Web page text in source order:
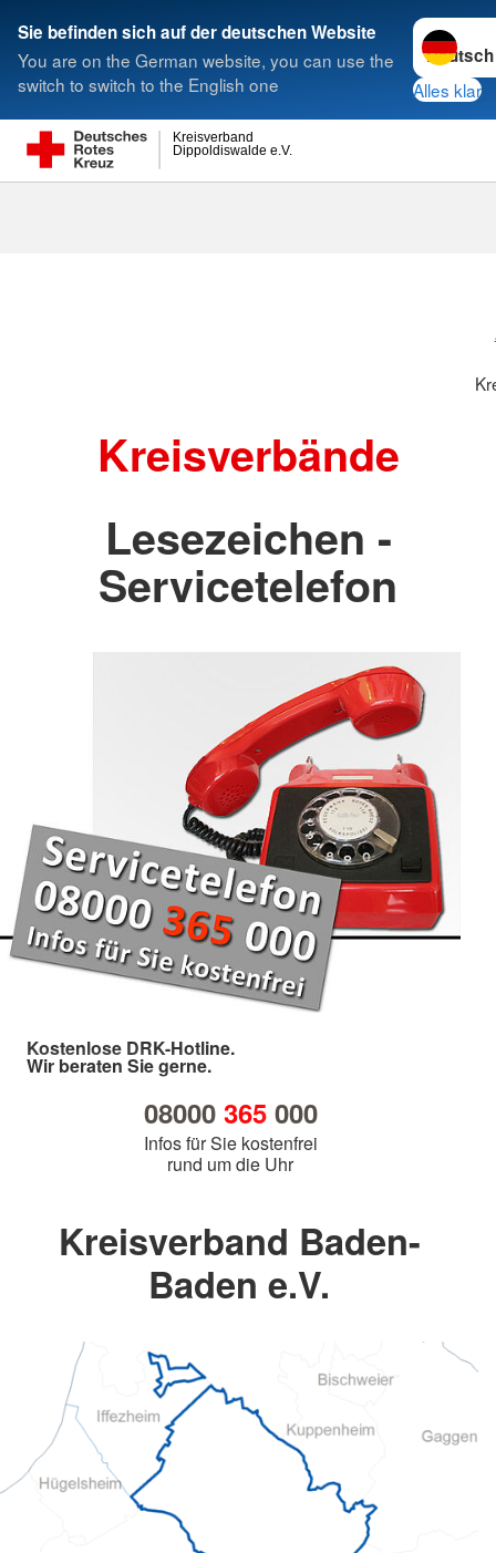
Sie befinden sich auf der deutschen Website
You are on the German website, you can use the
switch to switch to the English one
Sprache
Alles klar
Dippoldiswalde e.V.
Kreisverband
Suche
Kreisverbände
Lesezeichen -
Servicetelefon
Kostenlose DRK-Hotline.
Wir beraten Sie gerne.
08000 365000
Infos für Sie kostenfrei
rund um die Uhr
Kreisverband Baden-
Baden e.V.